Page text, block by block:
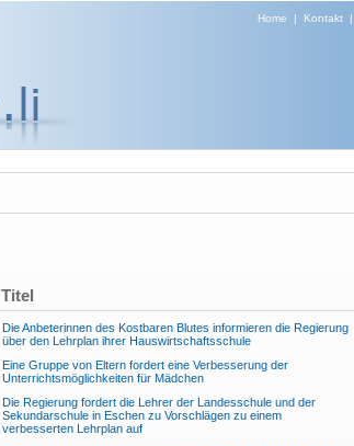
Home | Kontakt|
Titel
Die Anbeterinnen des Kostbaren Blutes informieren die Regierung
über den Lehrplan ihrer Hauswirtschaftsschule
Eine Gruppe von Eltern fordert eine Verbesserung der
Unterrichtsmöglichkeiten für Mädchen
Die Regierung fordert die Lehrer der Landesschule und der
Sekundarschule in Eschen zu Vorschlägen zu einem
verbesserten Lehrplan auf